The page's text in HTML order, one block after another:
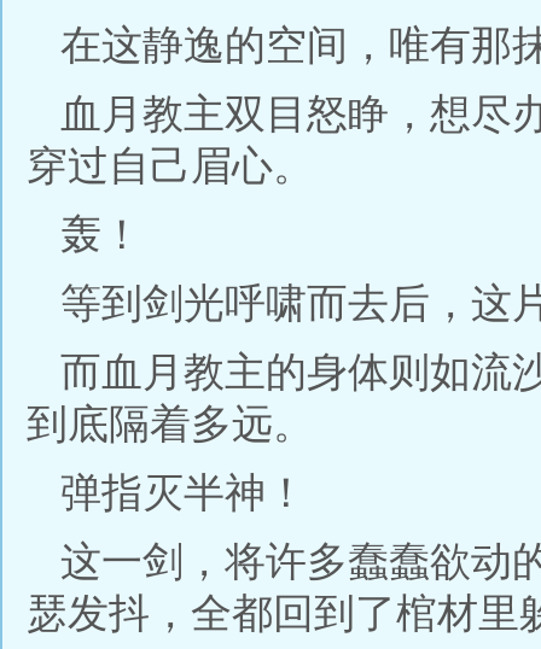
在这静逸的空间，唯有那
血月教主双目怒睁，想尽
穿过自己眉心。
轰！
等到剑光呼啸而去后，这
而血月教主的身体则如流
到底隔着多远。
弹指灭半神！
这一剑，将许多蠢蠢欲动
瑟发抖，全都回到了棺材里